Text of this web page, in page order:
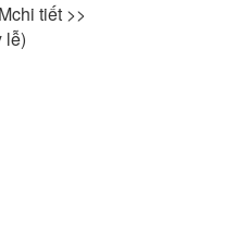
chi tiết >>
lễ)